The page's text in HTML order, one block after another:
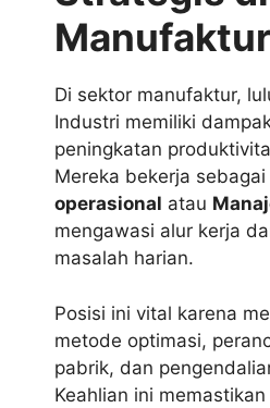
Manufaktur
Di sektor manufaktur,
Industri memiliki
peningkatan
Mereka bekerja sebagai
operasional atau
mengawasi alur kerja
masalah harian.
Posisi ini vital karena
metode optimasi,
pabrik, dan
Keahlian ini